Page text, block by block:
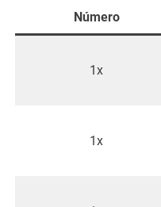
Número
1x
1x